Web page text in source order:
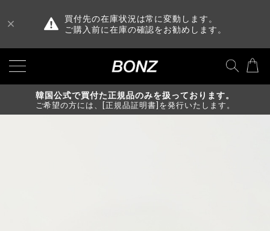
買付先の在庫状況は常に変動します。
ご購入前に在庫の確認をお勧めします。
韓国公式で買付た正規品のみを扱っております。
ご希望の方には、[正規品証明書]を発行いたします。